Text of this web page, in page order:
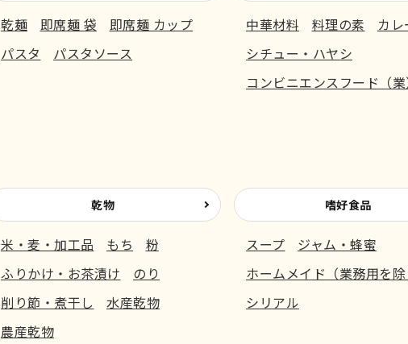
乾麺 即席麺 袋
即席麺 カップ
パスタ
パスタソース
中華材料 料理の素
カレ
シチュー・ハヤシ
コンビニエンスフード（
乾物
米・麦・加工品 もち
粉
ふりかけ・お茶漬け
のり
削り節・煮干し
水産乾物
農産乾物
嗜好食品
スープ
ジャム・蜂蜜
ホームメイド（業務用を
シリアル